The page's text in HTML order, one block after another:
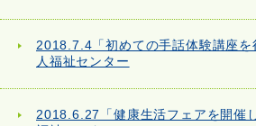
2018.7.4「初めての手話体験講座を
人福祉センター
2018.6.27「健康生活フェアを開催